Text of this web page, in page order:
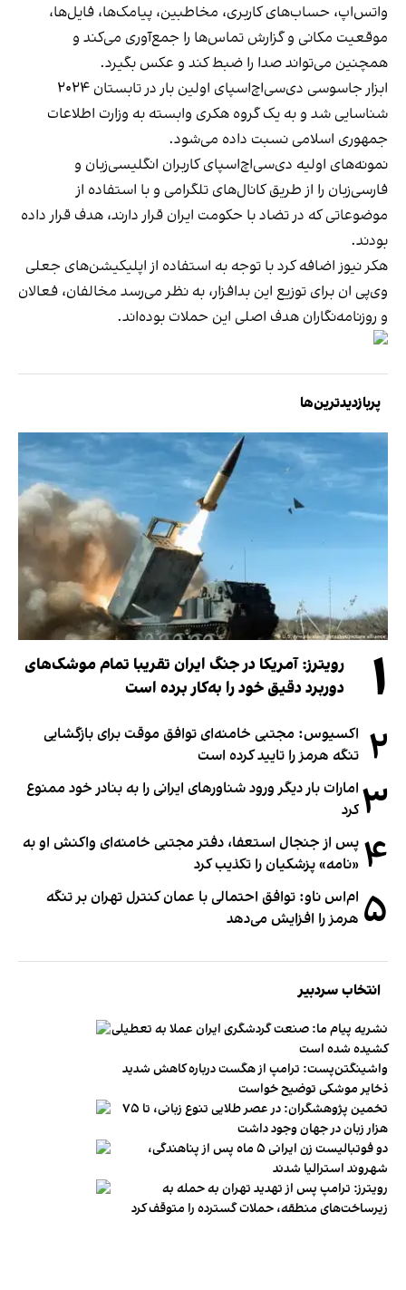
واتس‌اپ، حساب‌های کاربری، مخاطبین، پیامک‌ها، فایل‌ها،
موقعیت مکانی و گزارش تماس‌ها را جمع‌آوری می‌کند و
همچنین می‌تواند صدا را ضبط کند و عکس بگیرد.
ابزار جاسوسی دی‌سی‌‌اچ‌اسپای اولین بار در تابستان ۲۰۲۴
شناسایی شد و به یک گروه هکری وابسته به وزارت اطلاعات
جمهوری اسلامی نسبت داده می‌شود.
نمونه‌های اولیه دی‌سی‌‌اچ‌اسپای کاربران انگلیسی‌زبان و
فارسی‌زبان را از طریق کانال‌های تلگرامی و با استفاده از
موضوعاتی که در تضاد با حکومت ایران قرار دارند، هدف قرار داده
بودند.
هکر نیوز اضافه کرد با توجه به استفاده از اپلیکیشن‌های جعلی
وی‌پی ان برای توزیع این بدافزار، به نظر می‌رسد مخالفان، فعالان
و روزنامه‌نگاران هدف اصلی این حملات بوده‌اند.
پربازدیدترین‌ها
۱
رویترز: آمریکا در جنگ ایران تقریبا تمام موشک‌های
دوربرد دقیق خود را به‌کار برده است
۲ اکسیوس: مجتبی خامنه‌ای توافق موقت برای بازگشایی
تنگه هرمز را تایید کرده است
۳ امارات بار دیگر ورود شناورهای ایرانی را به بنادر خود ممنوع
کرد
۴ پس از جنجال استعفا، دفتر مجتبی خامنه‌ای واکنش او به
«نامه» پزشکیان را تکذیب کرد
۵ ام‌اس ناو: توافق احتمالی با عمان کنترل تهران بر تنگه
هرمز را افزایش می‌دهد
انتخاب سردبیر
نشریه پیام ما: صنعت گردشگری ایران عملا به تعطیلی
کشیده شده است
واشینگتن‌پست: ترامپ از هگست درباره کاهش شدید
ذخایر موشکی توضیح خواست
تخمین پژوهشگران: در عصر طلایی تنوع زبانی، تا ۷۵
هزار زبان در جهان وجود داشت
دو فوتبالیست زن ایرانی ۵ ماه پس از پناهندگی،
شهروند استرالیا شدند
رویترز: ترامپ پس از تهدید تهران به حمله به
زیرساخت‌های منطقه، حملات گسترده را متوقف کرد